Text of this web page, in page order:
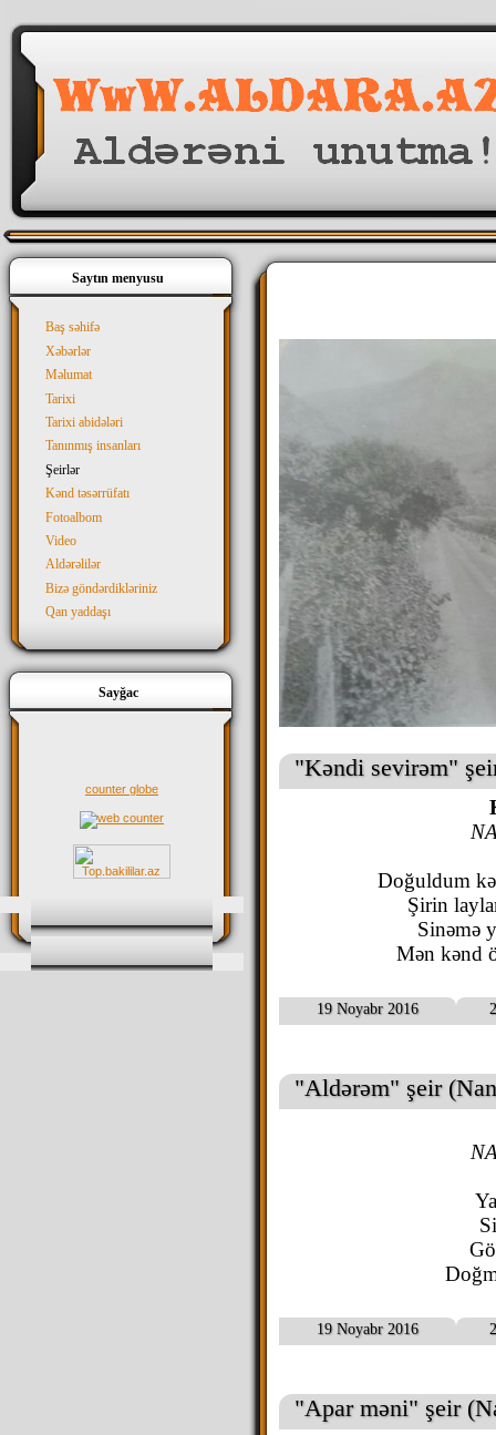
Saytın menyusu
Baş səhifə
Xəbərlər
Məlumat
Tarixi
Tarixi abidələri
Tanınmış insanları
Şeirlər
Kənd təsərrüfatı
Fotoalbom
Video
Aldərəlilər
Bizə göndərdikləriniz
Qan yaddaşı
Sayğac
counter globe
"Kəndi sevirəm"
Doğuldum
Şirin
Sinəmə
Mən kənd
19 Noyabr 2016
"Aldərəm" şeir
19 Noyabr 2016
"Apar məni" şeir